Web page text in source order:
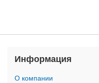
M
P
Информация
О компании